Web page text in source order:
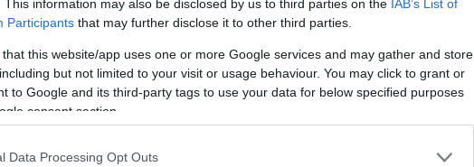
This information may also be disclosed by us to third parties on the IAB’s List of
Participants that may further disclose it to other third parties.
that this website/app uses one or more Google services and may gather and store
but not limited to your visit or usage behaviour. You may click to grant or
to Google and its third-party tags to use your data for below specified purposes
consent section.
Data Processing Opt Outs
9.
10.
1.